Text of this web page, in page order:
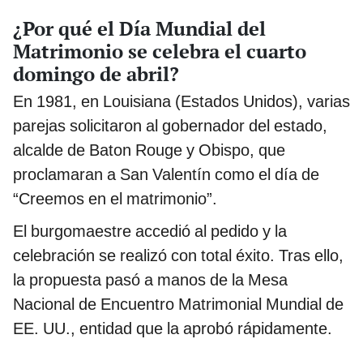
¿Por qué el Día Mundial del
Matrimonio se celebra el cuarto
domingo de abril?
En 1981, en Louisiana (Estados Unidos), varias
parejas solicitaron al gobernador del estado,
alcalde de Baton Rouge y Obispo, que
proclamaran a San Valentín como el día de
“Creemos en el matrimonio”.
El burgomaestre accedió al pedido y la
celebración se realizó con total éxito. Tras ello,
la propuesta pasó a manos de la Mesa
Nacional de Encuentro Matrimonial Mundial de
EE. UU., entidad que la aprobó rápidamente.